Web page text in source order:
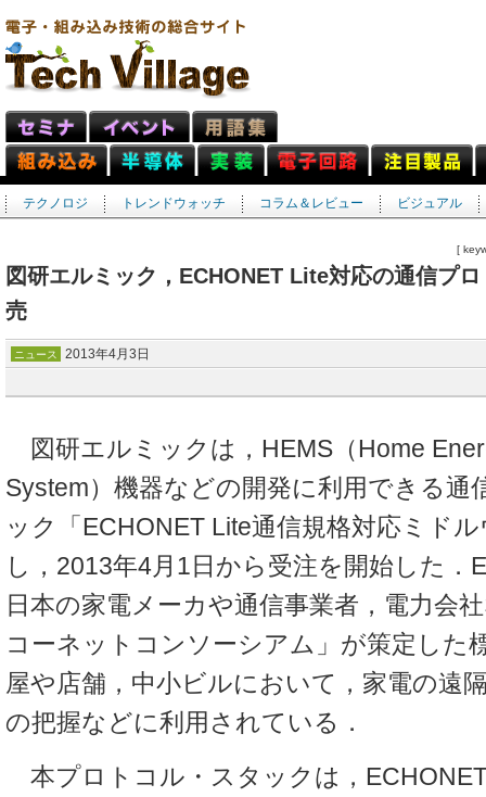
テクノロジ トレンドウォッチ コラム＆レビュー ビジュアル
[
図研エルミック，ECHONET Lite対応の通信プ
売
ニュース 2013年4月3日
図研エルミックは，HEMS（Home
System）機器などの開発に利用できる通
ック「ECHONET Lite通信規格対応ミド
し，2013年4月1日から受注を開始した．
日本の家電メーカや通信事業者，電力会
コーネットコンソーシアム」が策定した
屋や店舗，中小ビルにおいて，家電の遠
の把握などに利用されている．
本プロトコル・スタックは，